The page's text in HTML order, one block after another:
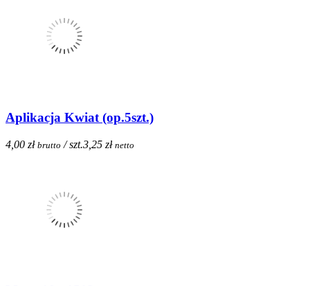
Aplikacja Kwiat (op.5szt.)
4,00 zł brutto / szt.3,25 zł netto